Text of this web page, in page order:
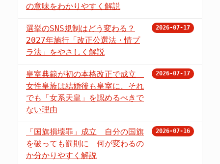
の意味をわかりやすく解説
選挙のSNS規制はどう変わる？
2027年施行「改正公選法・情プ
ラ法」をやさしく解説
2026-07-17
皇室典範が初の本格改正で成立
女性皇族は結婚後も皇室に、それ
でも「女系天皇」を認めるべきで
ない理由
2026-07-17
「国旗損壊罪」成立 自分の国旗
を破っても罰則に 何が変わるの
か分かりやすく解説
2026-07-16